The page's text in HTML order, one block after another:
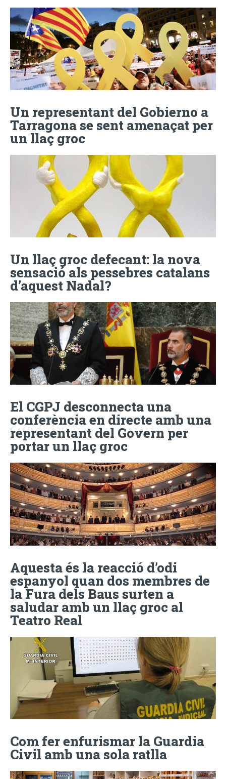
Un representant del Gobierno a
Tarragona se sent amenaçat per
un llaç groc
Un llaç groc defecant: la nova
sensació als pessebres catalans
d’aquest Nadal?
El CGPJ desconnecta una
conferència en directe amb una
representant del Govern per
portar un llaç groc
Aquesta és la reacció d’odi
espanyol quan dos membres de
la Fura dels Baus surten a
saludar amb un llaç groc al
Teatro Real
Com fer enfurismar la Guardia
Civil amb una sola ratlla